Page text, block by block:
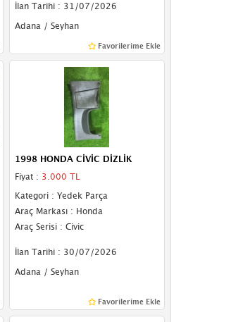
İlan Tarihi : 31/07/2026
Adana / Seyhan
Favorilerime Ekle
1998 HONDA CİVİC DİZLİK
Fiyat : 3.000 TL
Kategori : Yedek Parça
Araç Markası : Honda
Araç Serisi : Civic
İlan Tarihi : 30/07/2026
Adana / Seyhan
Favorilerime Ekle